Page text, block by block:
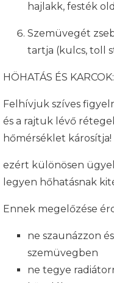
hajlakk, festék
Szemüvegét
tartja (kulcs, toll
HÖHATÁS ÉS KARCOK:
Felhívjuk szíves
és a rajtuk lévő
hőmérséklet károsítja!
ezért különösen
legyen hőhatásnak
Ennek megelőzése
ne szaunázzon
szemüvegben
ne tegye